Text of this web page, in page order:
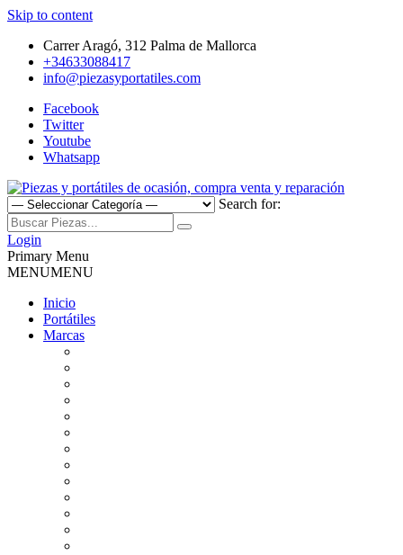
Skip to content
Carrer Aragó, 312 Palma de Mallorca
+34633088417
info@piezasyportatiles.com
Facebook
Twitter
Youtube
Whatsapp
Piezas y portátiles de ocasión,
compra venta y reparación
Todo lo que necesitas para reparar tu portatil, Pantallas, Teclas,
Teclados, Baterías, Carcasas, Placas, Gráficas, Procesadores,
Ventiladores
Search for:
Login
Primary Menu
MENUMENU
Inicio
Portátiles
Marcas